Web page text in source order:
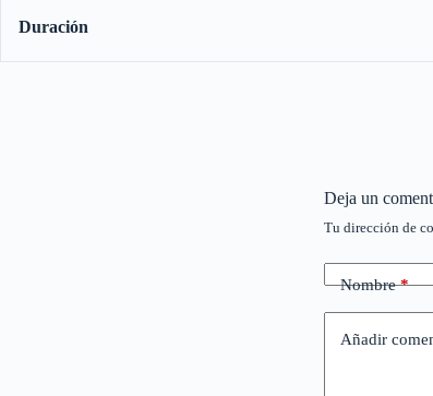
Duración
Deja un
Tu dirección de
Nombre*
Añadir